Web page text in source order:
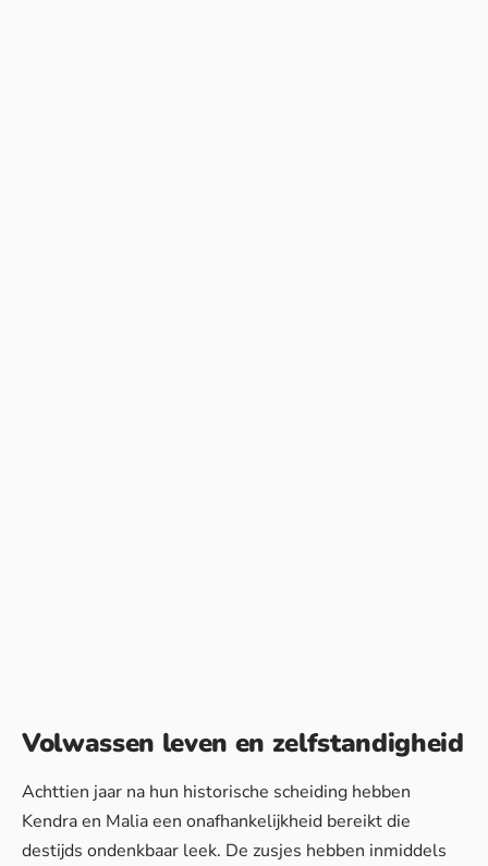
Volwassen leven en zelfstandigheid
Achttien jaar na hun historische scheiding hebben
Kendra en Malia een onafhankelijkheid bereikt die
destijds ondenkbaar leek. De zusjes hebben inmiddels